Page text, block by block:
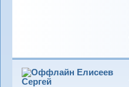
Елисеев
Сергей